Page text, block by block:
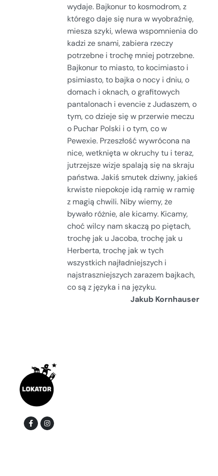
wydaje. Bajkonur to kosmodrom, z
którego daje się nura w wyobraźnię,
miesza szyki, wlewa wspomnienia do
kadzi ze snami, zabiera rzeczy
potrzebne i trochę mniej potrzebne.
Bajkonur to miasto, to kocimiasto i
psimiasto, to bajka o nocy i dniu, o
domach i oknach, o grafitowych
pantalonach i evencie z Judaszem, o
tym, co dzieje się w przerwie meczu
o Puchar Polski i o tym, co w
Pewexie. Przeszłość wywrócona na
nice, wetknięta w okruchy tu i teraz,
jutrzejsze wizje spalają się na skraju
państwa. Jakiś smutek dziwny, jakieś
krwiste niepokoje idą ramię w ramię
z magią chwili. Niby wiemy, że
bywało różnie, ale kicamy. Kicamy,
choć wilcy nam skaczą po piętach,
trochę jak u Jacoba, trochę jak u
Herberta, trochę jak w tych
wszystkich najładniejszych i
najstraszniejszych zarazem bajkach,
co są z języka i na języku.
Jakub Kornhauser